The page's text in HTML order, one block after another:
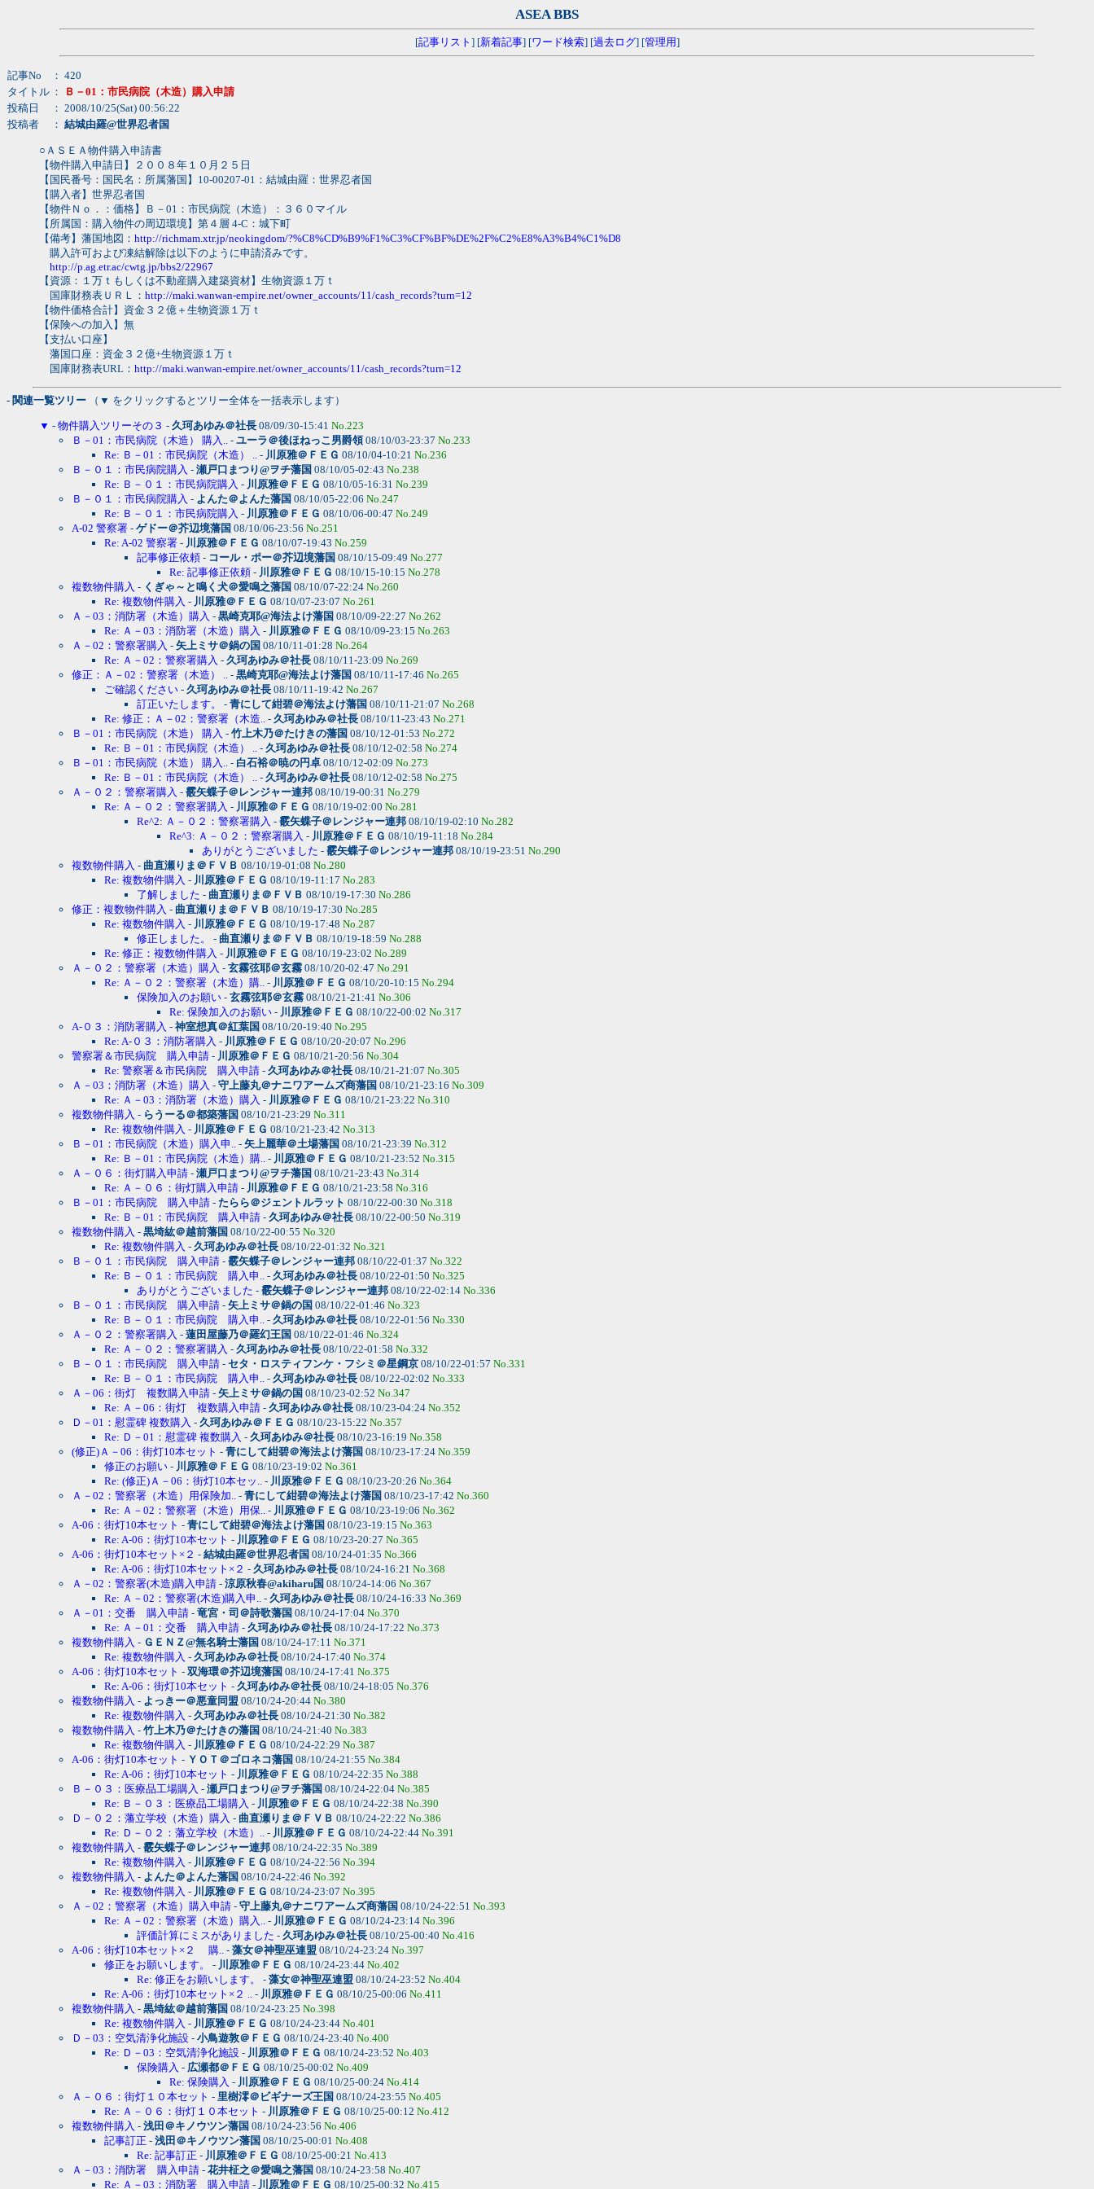
ASEA BBS
[記事リスト ] [新着記事] [ワード検索] [過去ログ] [管理用]
記事No
： 420
タイトル ：
Ｂ－01：市民病院（木造）購入申請
投稿日
： 2008/10/25(Sat) 00:56:22
投稿者
： 結城由羅@世界忍者国
○ＡＳＥＡ物件購入申請書
【物件購入申請日】２００８年１０月２５日
【国民番号：国民名：所属藩国】10-00207-01：結城由羅：世界忍者国
【購入者】世界忍者国
【物件Ｎｏ．：価格】Ｂ－01：市民病院（木造）：３６０マイル
【所属国：購入物件の周辺環境】第４層 4-C：城下町
【備考】藩国地図： http://richmam.xtr.jp/neokingdom/?%C8%CD%B9%F1%C3%CF%BF%DE%2F%C2%E8%A3%B4%C1%D8
購入許可および凍結解除は以下のように申請済みです。
http://p.ag.etr.ac/cwtg.jp/bbs2/22967
【資源：１万ｔもしくは不動産購入建築資材】生物資源１万ｔ
国庫財務表ＵＲＬ： http://maki.wanwan-empire.net/owner_accounts/11/cash_records?turn=12
【物件価格合計】資金３２億＋生物資源１万ｔ
【保険への加入】無
【支払い口座】
藩国口座：資金３２億+生物資源１万ｔ
国庫財務表URL： http://maki.wanwan-empire.net/owner_accounts/11/cash_records?turn=12
- 関連一覧ツリー （▼ をクリックするとツリー全体を一括表示します）
▼ - 物件購入ツリーその３ - 久珂あゆみ＠社長 08/09/30-15:41 No.223
Ｂ－01：市民病院（木造） 購入.. - ユーラ＠後ほねっこ男爵領08/10/03-23:37 No.233
Re: Ｂ－01：市民病院（木造） .. - 川原雅＠ＦＥＧ 08/10/04-10:21 No.236
Ｂ－０１：市民病院購入 - 瀬戸口まつり@ヲチ藩国 08/10/05-02:43 No.238
Re: Ｂ－０１：市民病院購入 - 川原雅＠ＦＥＧ 08/10/05-16:31 No.239
Ｂ－０１：市民病院購入 - よんた＠よんた藩国 08/10/05-22:06 No.247
Re: Ｂ－０１：市民病院購入 - 川原雅＠ＦＥＧ 08/10/06-00:47 No.249
A-02 警察署 - ゲドー＠芥辺境藩国 08/10/06-23:56 No.251
Re: A-02 警察署 - 川原雅＠ＦＥＧ 08/10/07-19:43 No.259
記事修正依頼 - コール・ポー＠芥辺境藩国 08/10/15-09:49 No.277
Re: 記事修正依頼 - 川原雅＠ＦＥＧ 08/10/15-10:15 No.278
複数物件購入 - くぎゃ～と鳴く犬＠愛鳴之藩国 08/10/07-22:24 No.260
Re: 複数物件購入 - 川原雅＠ＦＥＧ 08/10/07-23:07 No.261
Ａ－03：消防署（木造）購入 - 黒崎克耶@海法よけ藩国 08/10/09-22:27 No.262
Re: Ａ－03：消防署（木造）購入 - 川原雅＠ＦＥＧ 08/10/09-23:15 No.263
Ａ－02：警察署購入 - 矢上ミサ＠鍋の国 08/10/11-01:28 No.264
Re: Ａ－02：警察署購入 - 久珂あゆみ＠社長 08/10/11-23:09 No.269
修正：Ａ－02：警察署（木造） .. - 黒崎克耶@海法よけ藩国 08/10/11-17:46 No.265
ご確認ください - 久珂あゆみ＠社長 08/10/11-19:42 No.267
訂正いたします。
- 青にして紺碧＠海法よけ藩国 08/10/11-21:07 No.268
Re: 修正：Ａ－02：警察署（木造.. - 久珂あゆみ＠社長 08/10/11-23:43 No.271
Ｂ－01：市民病院（木造） 購入 - 竹上木乃＠たけきの藩国 08/10/12-01:53 No.272
Re: Ｂ－01：市民病院（木造） .. - 久珂あゆみ＠社長 08/10/12-02:58 No.274
Ｂ－01：市民病院（木造） 購入.. - 白石裕＠暁の円卓 08/10/12-02:09 No.273
Re: Ｂ－01：市民病院（木造） .. - 久珂あゆみ＠社長 08/10/12-02:58 No.275
Ａ－０２：警察署購入 - 霰矢蝶子＠レンジャー連邦 08/10/19-00:31 No.279
Re: Ａ－０２：警察署購入 - 川原雅＠ＦＥＧ 08/10/19-02:00 No.281
Re^2: Ａ－０２：警察署購入 - 霰矢蝶子＠レンジャー連邦 08/10/19-02:10 No.282
Re^3: Ａ－０２：警察署購入 - 川原雅＠ＦＥＧ 08/10/19-11:18 No.284
ありがとうございました - 霰矢蝶子＠レンジャー連邦 08/10/19-23:51 No.290
複数物件購入 - 曲直瀬りま＠ＦＶＢ 08/10/19-01:08 No.280
Re: 複数物件購入 - 川原雅＠ＦＥＧ 08/10/19-11:17 No.283
了解しました - 曲直瀬りま＠ＦＶＢ 08/10/19-17:30 No.286
修正：複数物件購入 - 曲直瀬りま＠ＦＶＢ 08/10/19-17:30 No.285
Re: 複数物件購入 - 川原雅＠ＦＥＧ 08/10/19-17:48 No.287
修正しました。
- 曲直瀬りま＠ＦＶＢ 08/10/19-18:59 No.288
Re: 修正：複数物件購入 - 川原雅＠ＦＥＧ 08/10/19-23:02 No.289
Ａ－０２：警察署（木造）購入 - 玄霧弦耶＠玄霧 08/10/20-02:47 No.291
Re: Ａ－０２：警察署（木造）購.. - 川原雅＠ＦＥＧ 08/10/20-10:15 No.294
保険加入のお願い - 玄霧弦耶＠玄霧 08/10/21-21:41 No.306
Re: 保険加入のお願い - 川原雅＠ＦＥＧ 08/10/22-00:02 No.317
A-０３：消防署購入 - 神室想真＠紅葉国 08/10/20-19:40 No.295
Re: A-０３：消防署購入 - 川原雅＠ＦＥＧ 08/10/20-20:07 No.296
警察署＆市民病院 購入申請 - 川原雅＠ＦＥＧ 08/10/21-20:56 No.304
Re: 警察署＆市民病院 購入申請 - 久珂あゆみ＠社長 08/10/21-21:07 No.305
Ａ－03：消防署（木造）購入 - 守上藤丸＠ナニワアームズ商藩国 08/10/21-23:16 No.309
Re: Ａ－03：消防署（木造）購入 - 川原雅＠ＦＥＧ 08/10/21-23:22 No.310
複数物件購入 - らうーる＠都築藩国 08/10/21-23:29 No.311
Re: 複数物件購入 - 川原雅＠ＦＥＧ 08/10/21-23:42 No.313
Ｂ－01：市民病院（木造）購入申.. - 矢上麗華＠土場藩国 08/10/21-23:39 No.312
Re: Ｂ－01：市民病院（木造）購.. - 川原雅＠ＦＥＧ 08/10/21-23:52 No.315
Ａ－０６：街灯購入申請 - 瀬戸口まつり@ヲチ藩国 08/10/21-23:43 No.314
Re: Ａ－０６：街灯購入申請 - 川原雅＠ＦＥＧ 08/10/21-23:58 No.316
Ｂ－01：市民病院 購入申請 - たらら＠ジェントルラット 08/10/22-00:30 No.318
Re: Ｂ－01：市民病院 購入申請 - 久珂あゆみ＠社長 08/10/22-00:50 No.319
複数物件購入 - 黒埼紘＠越前藩国 08/10/22-00:55 No.320
Re: 複数物件購入 - 久珂あゆみ＠社長 08/10/22-01:32 No.321
Ｂ－０１：市民病院 購入申請 - 霰矢蝶子＠レンジャー連邦 08/10/22-01:37 No.322
Re: Ｂ－０１：市民病院 購入申.. - 久珂あゆみ＠社長 08/10/22-01:50 No.325
ありがとうございました - 霰矢蝶子＠レンジャー連邦 08/10/22-02:14 No.336
Ｂ－０１：市民病院 購入申請 - 矢上ミサ＠鍋の国 08/10/22-01:46 No.323
Re: Ｂ－０１：市民病院 購入申.. - 久珂あゆみ＠社長 08/10/22-01:56 No.330
Ａ－０２：警察署購入 - 蓮田屋藤乃＠羅幻王国 08/10/22-01:46 No.324
Re: Ａ－０２：警察署購入 - 久珂あゆみ＠社長 08/10/22-01:58 No.332
Ｂ－０１：市民病院 購入申請 - セタ・ロスティフンケ・フシミ＠星鋼京 08/10/22-01:57 No.331
Re: Ｂ－０１：市民病院 購入申.. - 久珂あゆみ＠社長 08/10/22-02:02 No.333
Ａ－06：街灯 複数購入申請 - 矢上ミサ＠鍋の国 08/10/23-02:52 No.347
Re: Ａ－06：街灯 複数購入申請 - 久珂あゆみ＠社長 08/10/23-04:24 No.352
Ｄ－01：慰霊碑 複数購入 - 久珂あゆみ＠ＦＥＧ 08/10/23-15:22 No.357
Re: Ｄ－01：慰霊碑 複数購入 - 久珂あゆみ＠社長 08/10/23-16:19 No.358
(修正)Ａ－06：街灯10本セット - 青にして紺碧＠海法よけ藩国 08/10/23-17:24 No.359
修正のお願い - 川原雅＠ＦＥＧ 08/10/23-19:02 No.361
Re: (修正)Ａ－06：街灯10本セッ.. - 川原雅＠ＦＥＧ 08/10/23-20:26 No.364
Ａ－02：警察署（木造）用保険加.. - 青にして紺碧＠海法よけ藩国 08/10/23-17:42 No.360
Re: Ａ－02：警察署（木造）用保.. - 川原雅＠ＦＥＧ 08/10/23-19:06 No.362
A-06：街灯10本セット - 青にして紺碧＠海法よけ藩国 08/10/23-19:15 No.363
Re: A-06：街灯10本セット - 川原雅＠ＦＥＧ 08/10/23-20:27 No.365
A-06：街灯10本セット×２ - 結城由羅＠世界忍者国 08/10/24-01:35 No.366
Re: A-06：街灯10本セット×２ - 久珂あゆみ＠社長 08/10/24-16:21 No.368
Ａ－02：警察署(木造)購入申請 - 涼原秋春@akiharu国 08/10/24-14:06 No.367
Re: Ａ－02：警察署(木造)購入申.. - 久珂あゆみ＠社長 08/10/24-16:33 No.369
Ａ－01：交番 購入申請 - 竜宮・司＠詩歌藩国 08/10/24-17:04 No.370
Re: Ａ－01：交番 購入申請 - 久珂あゆみ＠社長 08/10/24-17:22 No.373
複数物件購入 - ＧＥＮＺ@無名騎士藩国 08/10/24-17:11 No.371
Re: 複数物件購入 - 久珂あゆみ＠社長 08/10/24-17:40 No.374
A-06：街灯10本セット - 双海環＠芥辺境藩国 08/10/24-17:41 No.375
Re: A-06：街灯10本セット - 久珂あゆみ＠社長 08/10/24-18:05 No.376
複数物件購入 - よっきー＠悪童同盟 08/10/24-20:44 No.380
Re: 複数物件購入 - 久珂あゆみ＠社長 08/10/24-21:30 No.382
複数物件購入 - 竹上木乃＠たけきの藩国 08/10/24-21:40 No.383
Re: 複数物件購入 - 川原雅＠ＦＥＧ 08/10/24-22:29 No.387
A-06：街灯10本セット - ＹＯＴ＠ゴロネコ藩国 08/10/24-21:55 No.384
Re: A-06：街灯10本セット - 川原雅＠ＦＥＧ 08/10/24-22:35 No.388
Ｂ－０３：医療品工場購入 - 瀬戸口まつり@ヲチ藩国 08/10/24-22:04 No.385
Re: Ｂ－０３：医療品工場購入 - 川原雅＠ＦＥＧ 08/10/24-22:38 No.390
Ｄ－０２：藩立学校（木造）購入 - 曲直瀬りま＠ＦＶＢ 08/10/24-22:22 No.386
Re: Ｄ－０２：藩立学校（木造）.. - 川原雅＠ＦＥＧ 08/10/24-22:44 No.391
複数物件購入 - 霰矢蝶子＠レンジャー連邦 08/10/24-22:35 No.389
Re: 複数物件購入 - 川原雅＠ＦＥＧ 08/10/24-22:56 No.394
複数物件購入 - よんた＠よんた藩国 08/10/24-22:46 No.392
Re: 複数物件購入 - 川原雅＠ＦＥＧ 08/10/24-23:07 No.395
Ａ－02：警察署（木造）購入申請 - 守上藤丸＠ナニワアームズ商藩国 08/10/24-22:51 No.393
Re: Ａ－02：警察署（木造）購入.. - 川原雅＠ＦＥＧ 08/10/24-23:14 No.396
評価計算にミスがありました - 久珂あゆみ＠社長 08/10/25-00:40 No.416
A-06：街灯10本セット×２ 購.. - 藻女＠神聖巫連盟 08/10/24-23:24 No.397
修正をお願いします。
- 川原雅＠ＦＥＧ 08/10/24-23:44 No.402
Re: 修正をお願いします。
- 藻女＠神聖巫連盟 08/10/24-23:52 No.404
Re: A-06：街灯10本セット×２ .. - 川原雅＠ＦＥＧ 08/10/25-00:06 No.411
複数物件購入 - 黒埼紘＠越前藩国 08/10/24-23:25 No.398
Re: 複数物件購入 - 川原雅＠ＦＥＧ 08/10/24-23:44 No.401
Ｄ－03：空気清浄化施設 - 小鳥遊敦＠ＦＥＧ 08/10/24-23:40 No.400
Re: Ｄ－03：空気清浄化施設 - 川原雅＠ＦＥＧ 08/10/24-23:52 No.403
保険購入 - 広瀬都＠ＦＥＧ 08/10/25-00:02 No.409
Re: 保険購入 - 川原雅＠ＦＥＧ 08/10/25-00:24 No.414
Ａ－０６：街灯１０本セット - 里樹澪＠ビギナーズ王国 08/10/24-23:55 No.405
Re: Ａ－０６：街灯１０本セット - 川原雅＠ＦＥＧ 08/10/25-00:12 No.412
複数物件購入 - 浅田＠キノウツン藩国 08/10/24-23:56 No.406
記事訂正 - 浅田＠キノウツン藩国 08/10/25-00:01 No.408
Re: 記事訂正 - 川原雅＠ＦＥＧ 08/10/25-00:21 No.413
Ａ－03：消防署 購入申請 - 花井柾之＠愛鳴之藩国 08/10/24-23:58 No.407
Re: Ａ－03：消防署 購入申請 - 川原雅＠ＦＥＧ 08/10/25-00:32 No.415